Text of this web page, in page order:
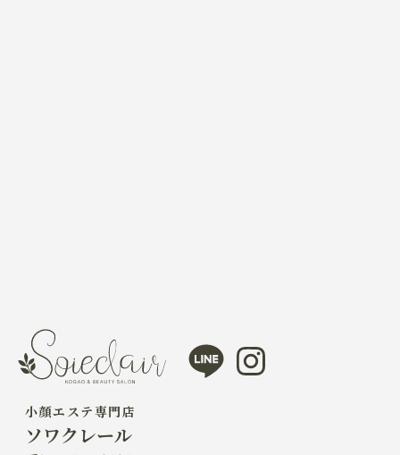
line
小顔エステ専門店
ソワクレール